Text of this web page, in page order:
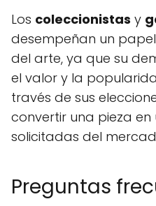
Los coleccionistas y
desempeñan un
del arte, ya que su
el valor y la
través de sus
convertir una pieza
solicitadas del
Preguntas